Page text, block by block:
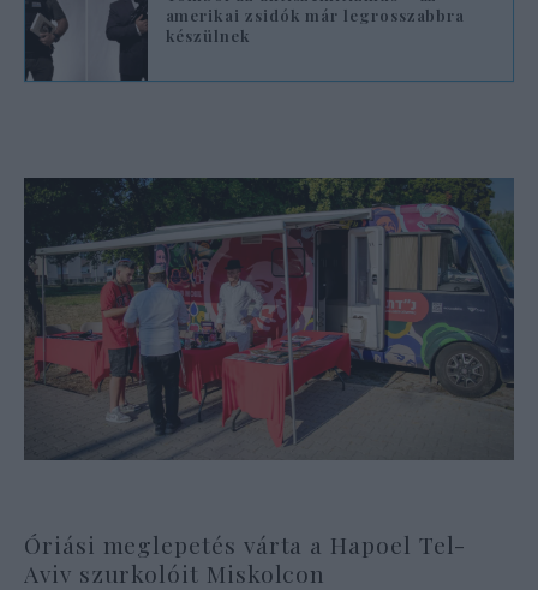
amerikai zsidók már legrosszabbra
készülnek
Óriási meglepetés várta a Hapoel Tel-
Aviv szurkolóit Miskolcon